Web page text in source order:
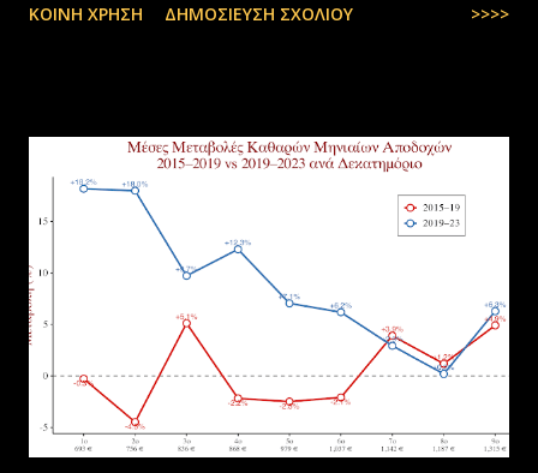
εστάλη προς ανακύκλωση στις 10-07-2025 στην Θεσσαλονίκη,
αποστολή των Πινάκων αρχείων Καταστρεπτέων Υλικών της ΠΔ
Μακεδονίας-Θράκης και ολοκληρώθηκε με το υπ.αρ.πρωτ.
23412/02-07-2025 έγγραφο της ΑΑΔΕ και το από 10-07-2025
πρωτόκολλο παράδοσης υλικών μεταξύ της ΑΑΔΕ-Γενική Δ/νση
Τελωνείων-Τμήμα Διαχείρισης Δημόσιου Υλικού και της
συνεργαζόμενης με αυτήν εταιρείας ανακύκλωσης. Διευκρινίζεται ότι
στο αρχείο αυτό δεν συμπεριλαμβάνονταν αρχειακό υλικό που είχε
κοινοποιηθεί ότι ελέγχεται και στο ψηφιακό αρχείο του ΟΠΕΚΕΠ...
ΚΟΙΝΉ ΧΡΉΣΗ ΔΗΜΟΣΊΕΥΣΗ ΣΧΟΛΊΟΥ >>>>